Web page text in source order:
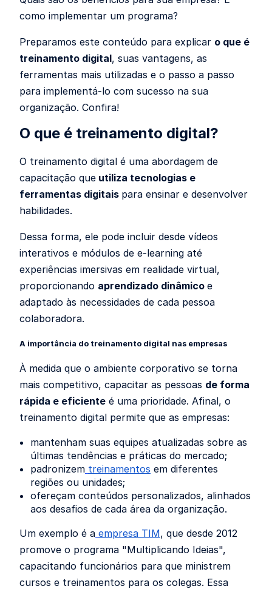
como implementar um programa?
Preparamos este conteúdo para explicar o que é
treinamento digital, suas vantagens, as
ferramentas mais utilizadas e o passo a passo
para implementá-lo com sucesso na sua
organização. Confira!
O que é treinamento digital?
O treinamento digital é uma abordagem de
capacitação que utiliza tecnologias e
ferramentas digitais para ensinar e desenvolver
habilidades.
Dessa forma, ele pode incluir desde vídeos
interativos e módulos de e-learning até
experiências imersivas em realidade virtual,
proporcionando aprendizado dinâmico e
adaptado às necessidades de cada pessoa
colaboradora.
A importância do treinamento digital nas empresas
À medida que o ambiente corporativo se torna
mais competitivo, capacitar as pessoas de forma
rápida e eficiente é uma prioridade. Afinal, o
treinamento digital permite que as empresas:
mantenham suas equipes atualizadas sobre as
últimas tendências e práticas do mercado;
padronizem treinamentos em diferentes
regiões ou unidades;
ofereçam conteúdos personalizados, alinhados
aos desafios de cada área da organização.
Um exemplo é a empresa TIM, que desde 2012
promove o programa "Multiplicando Ideias",
capacitando funcionários para que ministrem
cursos e treinamentos para os colegas. Essa